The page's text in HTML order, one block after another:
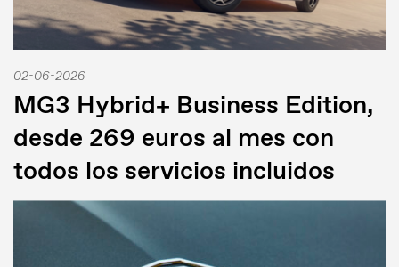
02-06-2026
MG3 Hybrid+ Business Edition,
desde 269 euros al mes con
todos los servicios incluidos